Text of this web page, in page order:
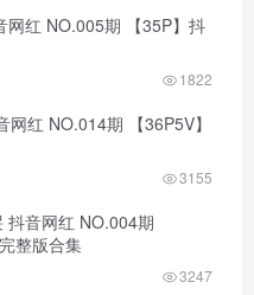
网红 NO.005期 【35P】抖
1822
网红 NO.014期 【36P5V】
3155
抖音网红 NO.004期
整版合集
3247